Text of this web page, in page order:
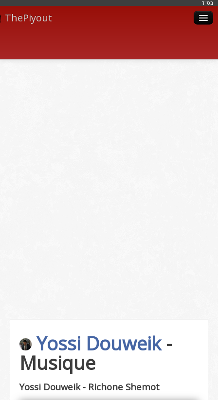
בּס"ד
ThePiyout
Yossi Douweik-
Musique
Yossi Douweik - Richone Shemot